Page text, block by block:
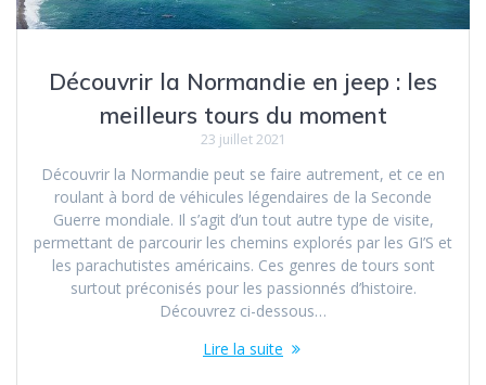
Découvrir la Normandie en jeep : les
meilleurs tours du moment
23 juillet 2021
Découvrir la Normandie peut se faire autrement, et ce en
roulant à bord de véhicules légendaires de la Seconde
Guerre mondiale. Il s’agit d’un tout autre type de visite,
permettant de parcourir les chemins explorés par les GI’S et
les parachutistes américains. Ces genres de tours sont
surtout préconisés pour les passionnés d’histoire.
Découvrez ci-dessous…
Lire la suite